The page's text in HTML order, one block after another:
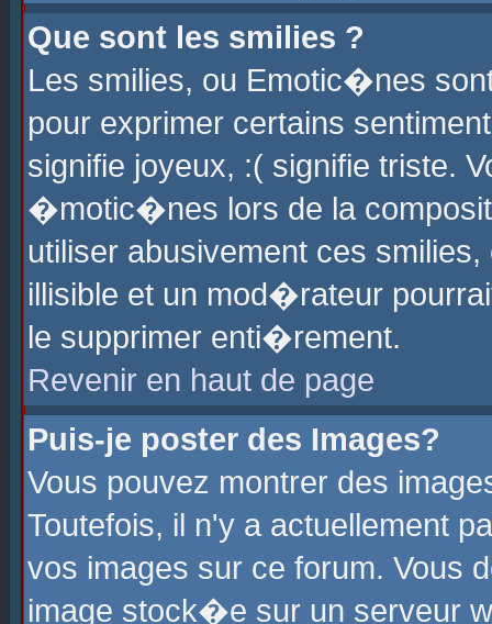
Que sont les smilies ?
Les smilies, ou Emotic�nes
pour exprimer certains
signifie joyeux, :( signifie triste.
�motic�nes lors de la
utiliser abusivement ces
illisible et un mod�rateur
le supprimer enti�rement.
Revenir en haut de page
Puis-je poster des Images?
Vous pouvez montrer des
Toutefois, il n'y a actuellement
vos images sur ce forum. Vous
image stock�e sur un serveur